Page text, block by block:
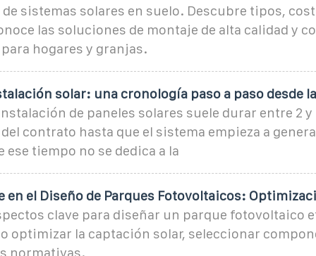
sistemas solares en suelo. Descubre tipos,
las soluciones de montaje de alta calidad y
para hogares y granjas.
solar: una cronología paso a paso desde la
de paneles solares suele durar entre 2 y
contrato hasta que el sistema empieza a
ese tiempo no se dedica a la
en el Diseño de Parques Fotovoltaicos:
clave para diseñar un parque fotovoltaico
optimizar la captación solar, seleccionar
normativas.